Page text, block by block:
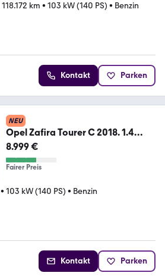
118.172 km • 103 kW (140 PS) • Benzin
Kontakt Parken
NEU
Opel Zafira Tourer C 2018. 1.4
Benzin 7sit...
8.999 €
Fairer Preis
• 103 kW (140 PS) • Benzin
Kontakt Parken